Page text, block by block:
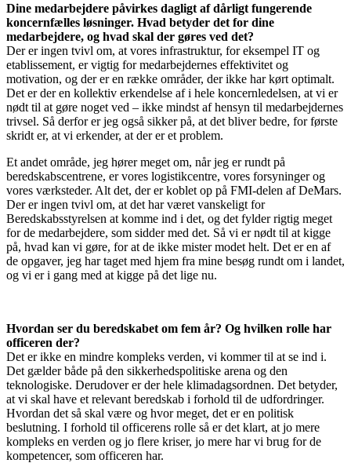
Dine medarbejdere påvirkes dagligt af dårligt fungerende
koncernfælles løsninger. Hvad betyder det for dine
medarbejdere, og hvad skal der gøres ved det?
Der er ingen tvivl om, at vores infrastruktur, for eksempel IT og
etablissement, er vigtig for medarbejdernes effektivitet og
motivation, og der er en række områder, der ikke har kørt optimalt.
Det er der en kollektiv erkendelse af i hele koncernledelsen, at vi er
nødt til at gøre noget ved – ikke mindst af hensyn til medarbejdernes
trivsel. Så derfor er jeg også sikker på, at det bliver bedre, for første
skridt er, at vi erkender, at der er et problem.
Et andet område, jeg hører meget om, når jeg er rundt på
beredskabscentrene, er vores logistikcentre, vores forsyninger og
vores værksteder. Alt det, der er koblet op på FMI-delen af DeMars.
Der er ingen tvivl om, at det har været vanskeligt for
Beredskabsstyrelsen at komme ind i det, og det fylder rigtig meget
for de medarbejdere, som sidder med det. Så vi er nødt til at kigge
på, hvad kan vi gøre, for at de ikke mister modet helt. Det er en af
de opgaver, jeg har taget med hjem fra mine besøg rundt om i landet,
og vi er i gang med at kigge på det lige nu.
Hvordan ser du beredskabet om fem år? Og hvilken rolle har
officeren der?
Det er ikke en mindre kompleks verden, vi kommer til at se ind i.
Det gælder både på den sikkerhedspolitiske arena og den
teknologiske. Derudover er der hele klimadagsordnen. Det betyder,
at vi skal have et relevant beredskab i forhold til de udfordringer.
Hvordan det så skal være og hvor meget, det er en politisk
beslutning. I forhold til officerens rolle så er det klart, at jo mere
kompleks en verden og jo flere kriser, jo mere har vi brug for de
kompetencer, som officeren har.